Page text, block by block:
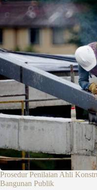
Prosedur Penilaian Ahli
Bangunan Publik